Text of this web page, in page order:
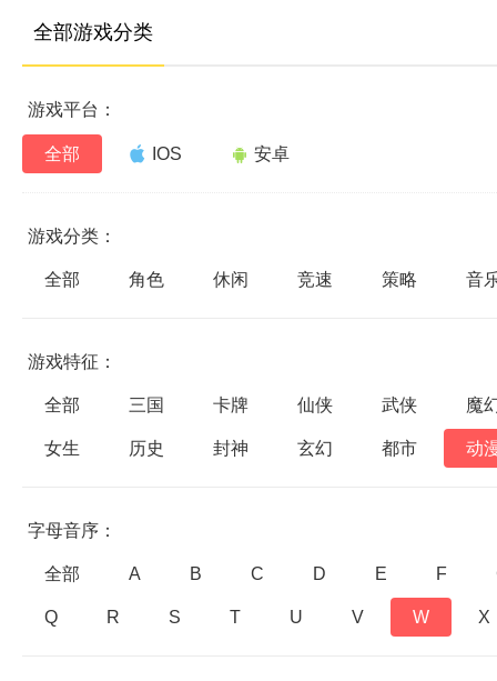
全部游戏分类
游戏平台：
全部 IOS 安卓
游戏分类：
全部 角色 休闲 竞速 策略 音
游戏特征：
全部 三国 卡牌 仙侠 武侠 魔
女生 历史 封神 玄幻 都市 动
字母音序：
全部 A B C D E F
Q R S T U V W X